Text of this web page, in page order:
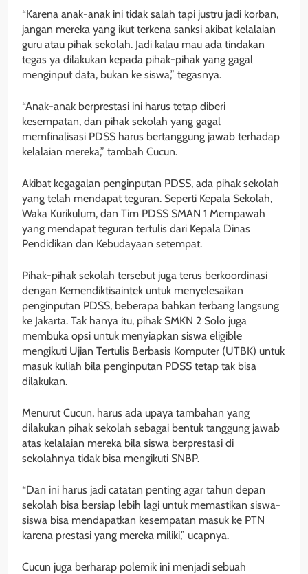
“Karena anak-anak ini tidak salah tapi justru jadi korban,
jangan mereka yang ikut terkena sanksi akibat kelalaian
guru atau pihak sekolah. Jadi kalau mau ada tindakan
tegas ya dilakukan kepada pihak-pihak yang gagal
menginput data, bukan ke siswa,” tegasnya.
“Anak-anak berprestasi ini harus tetap diberi
kesempatan, dan pihak sekolah yang gagal
memfinalisasi PDSS harus bertanggung jawab terhadap
kelalaian mereka,” tambah Cucun.
Akibat kegagalan penginputan PDSS, ada pihak sekolah
yang telah mendapat teguran. Seperti Kepala Sekolah,
Waka Kurikulum, dan Tim PDSS SMAN 1 Mempawah
yang mendapat teguran tertulis dari Kepala Dinas
Pendidikan dan Kebudayaan setempat.
Pihak-pihak sekolah tersebut juga terus berkoordinasi
dengan Kemendiktisaintek untuk menyelesaikan
penginputan PDSS, beberapa bahkan terbang langsung
ke Jakarta. Tak hanya itu, pihak SMKN 2 Solo juga
membuka opsi untuk menyiapkan siswa eligible
mengikuti Ujian Tertulis Berbasis Komputer (UTBK) untuk
masuk kuliah bila penginputan PDSS tetap tak bisa
dilakukan.
Menurut Cucun, harus ada upaya tambahan yang
dilakukan pihak sekolah sebagai bentuk tanggung jawab
atas kelalaian mereka bila siswa berprestasi di
sekolahnya tidak bisa mengikuti SNBP.
“Dan ini harus jadi catatan penting agar tahun depan
sekolah bisa bersiap lebih lagi untuk memastikan siswa-
siswa bisa mendapatkan kesempatan masuk ke PTN
karena prestasi yang mereka miliki,” ucapnya.
Cucun juga berharap polemik ini menjadi sebuah